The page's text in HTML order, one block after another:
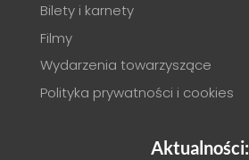
Bilety i karnety
Filmy
Wydarzenia towarzyszące
Polityka prywatności i cookies
Aktualności: